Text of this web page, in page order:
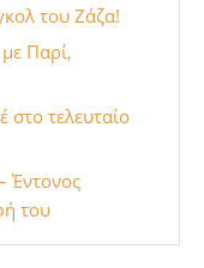
του Ζάζα!
Παρί,
τελευταίο
Έντονος
του